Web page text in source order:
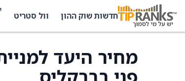
חדשות שוק ההון וול סטריט